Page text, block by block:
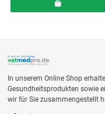
In unserem Online Shop
Gesundheitsprodukten sowie
wir für Sie zusammengestellt